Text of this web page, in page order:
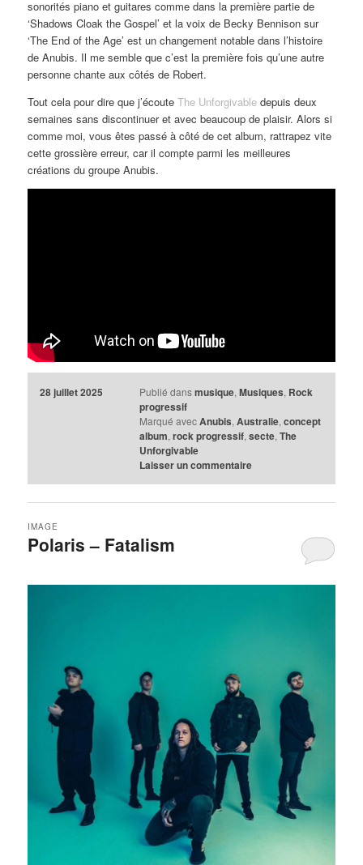
sonorités piano et guitares comme dans la première partie de
‘Shadows Cloak the Gospel’ et la voix de Becky Bennison sur
‘The End of the Age’ est un changement notable dans l’histoire
de Anubis. Il me semble que c’est la première fois qu’une autre
personne chante aux côtés de Robert.
Tout cela pour dire que j’écouteThe Unforgivable depuis deux
semaines sans discontinuer et avec beaucoup de plaisir. Alors si
comme moi, vous êtes passé à côté de cet album, rattrapez vite
cette grossière erreur, car il compte parmi les meilleures
créations du groupe Anubis.
28 juillet 2025 Publié dans musique, Musiques, Rock
progressif
Marqué avec Anubis, Australie, concept
album, rock progressif, secte, The
Unforgivable
Laisser un commentaire
Polaris – Fatalism
IMAGE